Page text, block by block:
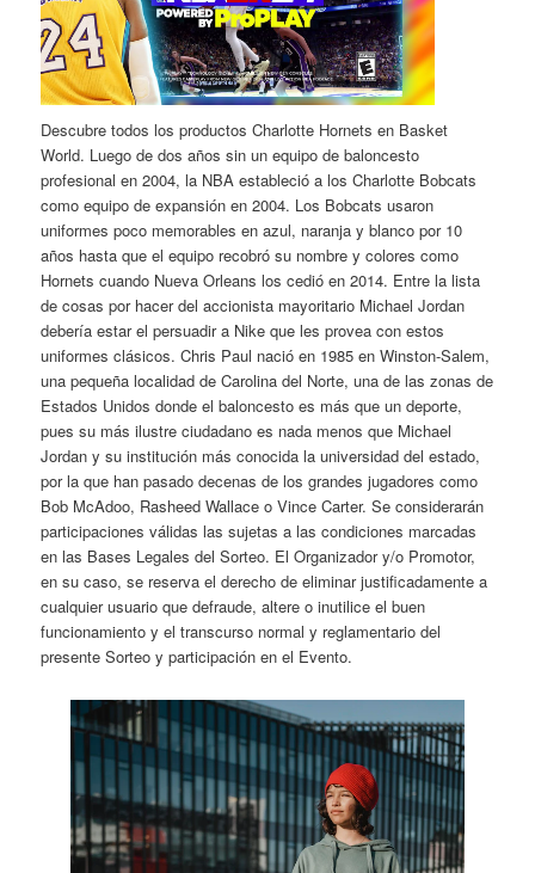
Descubre todos los productos Charlotte Hornets en Basket
World. Luego de dos años sin un equipo de baloncesto
profesional en 2004, la NBA estableció a los Charlotte Bobcats
como equipo de expansión en 2004. Los Bobcats usaron
uniformes poco memorables en azul, naranja y blanco por 10
años hasta que el equipo recobró su nombre y colores como
Hornets cuando Nueva Orleans los cedió en 2014. Entre la lista
de cosas por hacer del accionista mayoritario Michael Jordan
debería estar el persuadir a Nike que les provea con estos
uniformes clásicos. Chris Paul nació en 1985 en Winston-Salem,
una pequeña localidad de Carolina del Norte, una de las zonas de
Estados Unidos donde el baloncesto es más que un deporte,
pues su más ilustre ciudadano es nada menos que Michael
Jordan y su institución más conocida la universidad del estado,
por la que han pasado decenas de los grandes jugadores como
Bob McAdoo, Rasheed Wallace o Vince Carter. Se considerarán
participaciones válidas las sujetas a las condiciones marcadas
en las Bases Legales del Sorteo. El Organizador y/o Promotor,
en su caso, se reserva el derecho de eliminar justificadamente a
cualquier usuario que defraude, altere o inutilice el buen
funcionamiento y el transcurso normal y reglamentario del
presente Sorteo y participación en el Evento.